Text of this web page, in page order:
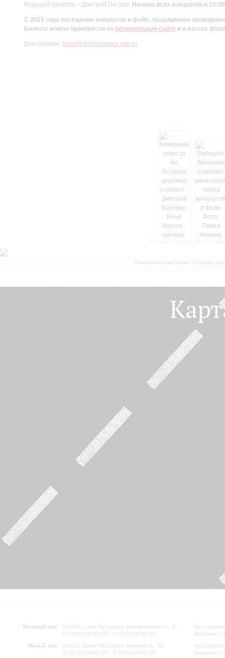
Ведущий проекта – Дмитрий Петров. Начало всех концертов в
С 2025 года посещение концертов в фойе, традиционно
Билеты можно приобрести на официальном сайте и в кассах
Для справок: ticket@philharmonia.spb.ru
Камерный оркестр им. Эстрина,
Большой зал:
191186, Санкт-Петербург, Михайловская ул., 2
+7 (812) 240-01-00, +7 (812) 240-01-80
Малый зал:
191011, Санкт-Петербург, Невский пр., 30
+7 (812) 240-01-00, +7 (812) 240-01-70
Часы
Перерыв с
Часы
Перерыв с